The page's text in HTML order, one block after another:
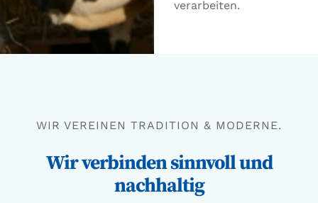
verarbeiten.
WIR VEREINEN TRADITION & MODERNE.
Wir verbinden sinnvoll und
nachhaltig